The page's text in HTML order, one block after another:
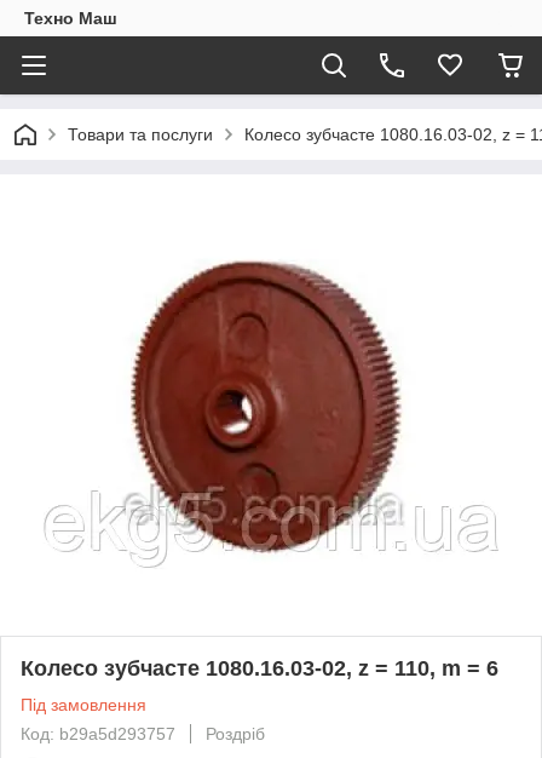
Техно Маш
Товари та послуги Колесо зубчасте 1080.16.03-02, z =
Колесо зубчасте 1080.16.03-02, z = 110, m = 6
Під замовлення
Код: b29a5d293757
Роздріб